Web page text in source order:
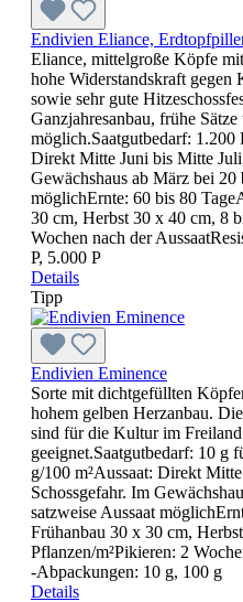
Endivien Eliance,
Eliance, mittelgroße Köpfe
hohe Widerstandskraft gegen
sowie sehr gute
Ganzjahresanbau, frühe
möglich.Saatgutbedarf: 1.200
Direkt Mitte Juni bis Mitte
Gewächshaus ab März bei 20
möglichErnte: 60 bis 80
30 cm, Herbst 30 x 40 cm, 8
Wochen nach der
P, 5.000 P
Details
Tipp
Endivien Eminence
Sorte mit dichtgefüllten
hohem gelben Herzanbau.
sind für die Kultur im
geeignet.Saatgutbedarf: 10 g
g/100 m²Aussaat: Direkt
Schossgefahr. Im
satzweise Aussaat
Frühanbau 30 x 30 cm,
Pflanzen/m²Pikieren: 2
-Abpackungen: 10 g, 100 g
Details